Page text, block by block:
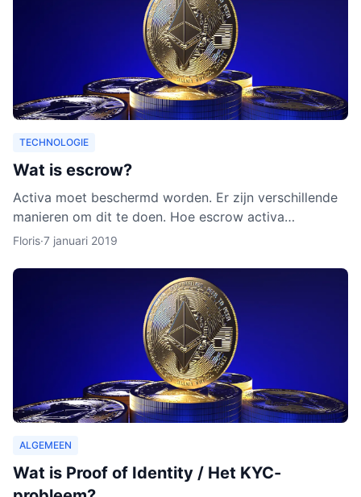
TECHNOLOGIE
Wat is escrow?
Activa moet beschermd worden. Er zijn verschillende
manieren om dit te doen. Hoe escrow activa
beschermt, leggen we uit in dit artikel. Ook leggen we
Floris·7 januari 2019
ALGEMEEN
Wat is Proof of Identity / Het KYC-